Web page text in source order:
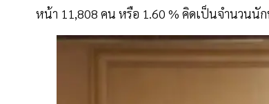
หน้า 11,808 คน หรือ 1.60 % คิดเป็นจำนวนนัก